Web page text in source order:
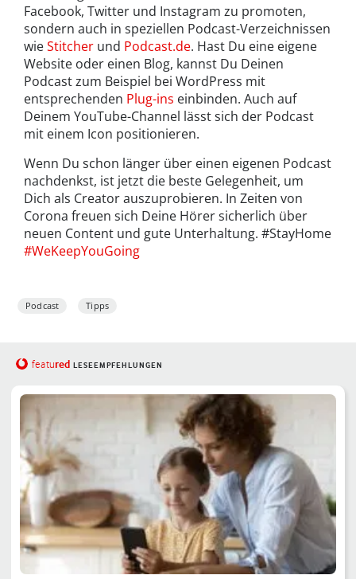
Facebook, Twitter und Instagram zu promoten,
sondern auch in speziellen Podcast-Verzeichnissen
wieStitcher und Podcast.de. Hast Du eine eigene
Website oder einen Blog, kannst Du Deinen
Podcast zum Beispiel bei WordPress mit
entsprechenden Plug-ins einbinden. Auch auf
Deinem YouTube-Channel lässt sich der Podcast
mit einem Icon positionieren.
Wenn Du schon länger über einen eigenen Podcast
nachdenkst, ist jetzt die beste Gelegenheit, um
Dich als Creator auszuprobieren. In Zeiten von
Corona freuen sich Deine Hörer sicherlich über
neuen Content und gute Unterhaltung. #StayHome
#WeKeepYouGoing
Podcast Tipps
featured LESEEMPFEHLUNGEN